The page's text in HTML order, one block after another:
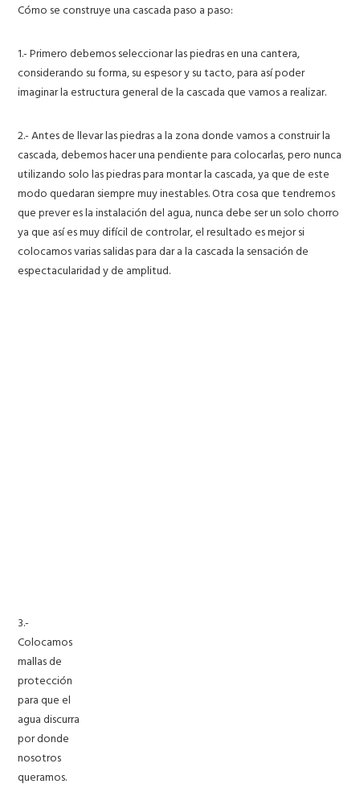
Cómo se construye una cascada paso a paso:
1.- Primero debemos seleccionar las piedras en una cantera,
considerando su forma, su espesor y su tacto, para así poder
imaginar la estructura general de la cascada que vamos a realizar.
2.- Antes de llevar las piedras a la zona donde vamos a construir la
cascada, debemos hacer una pendiente para colocarlas, pero nunca
utilizando solo las piedras para montar la cascada, ya que de este
modo quedaran siempre muy inestables. Otra cosa que tendremos
que prever es la instalación del agua, nunca debe ser un solo chorro
ya que así es muy difícil de controlar, el resultado es mejor si
colocamos varias salidas para dar a la cascada la sensación de
espectacularidad y de amplitud.
3.-
Colocamos
mallas de
protección
para que el
agua discurra
por donde
nosotros
queramos.